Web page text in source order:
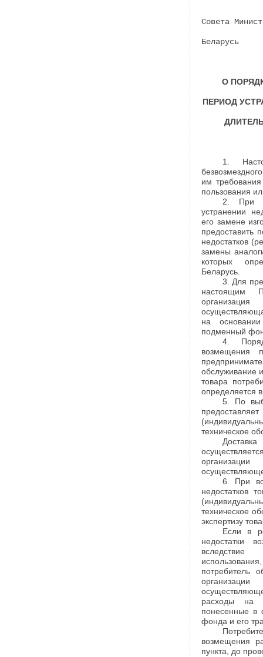
Совета
Беларусь
О
ПЕРИОД
1.
им требования
пользования
2. При
устранении
его замене
предоставить
недостатков
замены
которых
Беларусь.
3. Для
настоящим
на
подменный
4.
возмещения
обслуживание
товара
определяется
5. По
техническое
6. При
недостатков
техническое
экспертизу
Если в
недостатки
потребитель
расходы на
понесенные в
фонда и его
возмещения
пункта, до